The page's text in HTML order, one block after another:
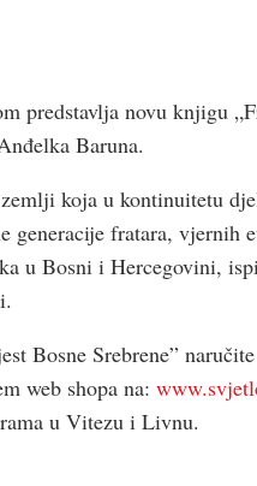
predstavlja novu knjigu
Baruna.
koja u kontinuitetu
generacije fratara, vjernih
u Bosni i Hercegovini,
Bosne Srebrene”
web shopa na:
u Vitezu i Livnu.